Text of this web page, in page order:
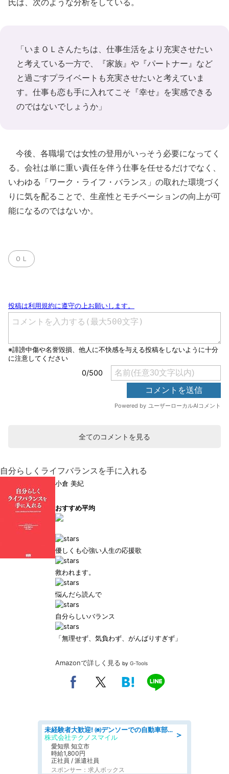
氏は、次のような分析をしている。
「いまＯＬさんたちは、仕事生活をより充実させたい
と考えている一方で、『家族』や『パートナー』など
と過ごすプライベートも充実させたいと考えていま
す。仕事も恋も手に入れてこそ『幸せ』を実感できる
のではないでしょうか」
今後、各職場では女性の登用がいっそう必要になってく
る。会社は単に重い責任を伴う仕事を任せるだけでなく、
いわゆる「ワーク・ライフ・バランス」の取れた環境づく
りに気を配ることで、生産性とモチベーションの向上が可
能になるのではないか。
ＯＬ
全てのコメントを見る
自分らしくライフバランスを手に入れる
小倉 美紀
おすすめ平均
優しくも心強い人生の応援歌
救われます。
悩んだら読んで
自分らしいバランス
「無理せず、気負わず、がんばりすぎず」
Amazonで詳しく見る by G-Tools
＞
未経験者大歓迎! ㈱デンソーでの自動車部品の組立作業 denso aichi
株式会社テクノスマイル
愛知県 知立市
時給1,800円
正社員 / 派遣社員
スポンサー：求人ボックス